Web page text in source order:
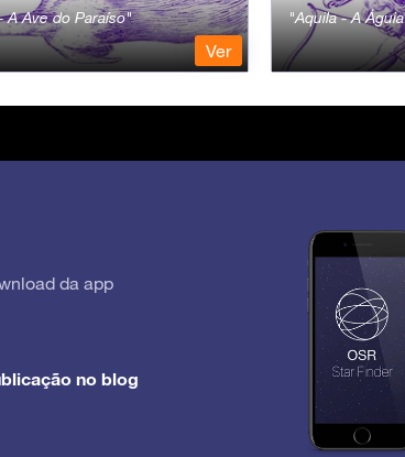
A Ave do Paraíso
Ver
Aquila - A Águia
da app
no blog